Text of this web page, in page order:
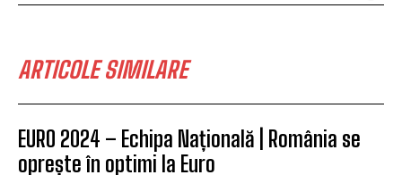
ARTICOLE SIMILARE
EURO 2024 – Echipa Națională | România se
oprește în optimi la Euro